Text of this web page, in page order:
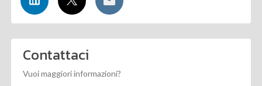
Contattaci
Vuoi maggiori informazioni?